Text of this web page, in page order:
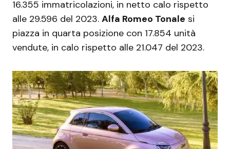
16.355 immatricolazioni, in netto calo rispetto
alle 29.596 del 2023. Alfa Romeo Tonale si
piazza in quarta posizione con 17.854 unità
vendute, in calo rispetto alle 21.047 del 2023.